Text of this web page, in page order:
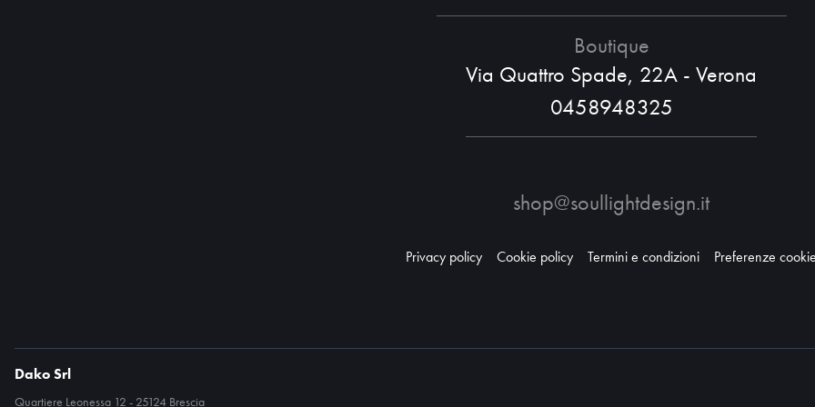
Boutique
Via Quattro Spade, 22A - Verona
0458948325
shop@soullightdesign.it
Privacy policy Cookie policy Termini e condizioni Preferenze
Dako Srl
Quartiere Leonessa 12 - 25124 Brescia